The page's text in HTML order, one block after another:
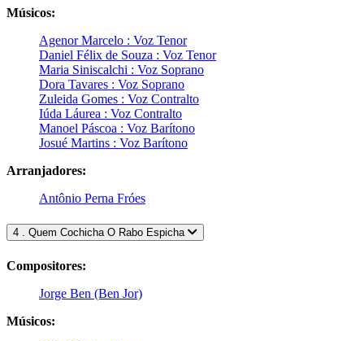
Músicos:
Agenor Marcelo : Voz Tenor
Daniel Félix de Souza : Voz Tenor
Maria Siniscalchi : Voz Soprano
Dora Tavares : Voz Soprano
Zuleida Gomes : Voz Contralto
Iúda Láurea : Voz Contralto
Manoel Páscoa : Voz Barítono
Josué Martins : Voz Barítono
Arranjadores:
Antônio Perna Fróes
4 . Quem Cochicha O Rabo Espicha
Compositores:
Jorge Ben (Ben Jor)
Músicos: